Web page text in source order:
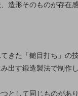
造形そのものが存在
きた「鎚目打ち」の技
出す鍛造製法で制作し
として同じものがあり